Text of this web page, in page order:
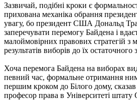
Зазвичай, подібні кроки є
прихована механіка обрання
увагу, бо президент США Дональд
заперечувати перемогу Байдена і
малоймовірних правових стратегій з
результатів виборів до їх
Хоча перемога Байдена на виборах
певний час, формальне отримання
першим кроком до Білого дому,
професор права в Університеті штату